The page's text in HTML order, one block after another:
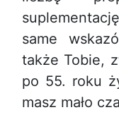
same
także Tobie,
po 55. roku
masz mało